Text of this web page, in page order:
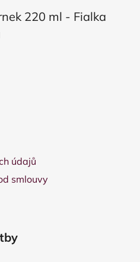
220 ml - Fialka
hvězdiček.
údajů
smlouvy